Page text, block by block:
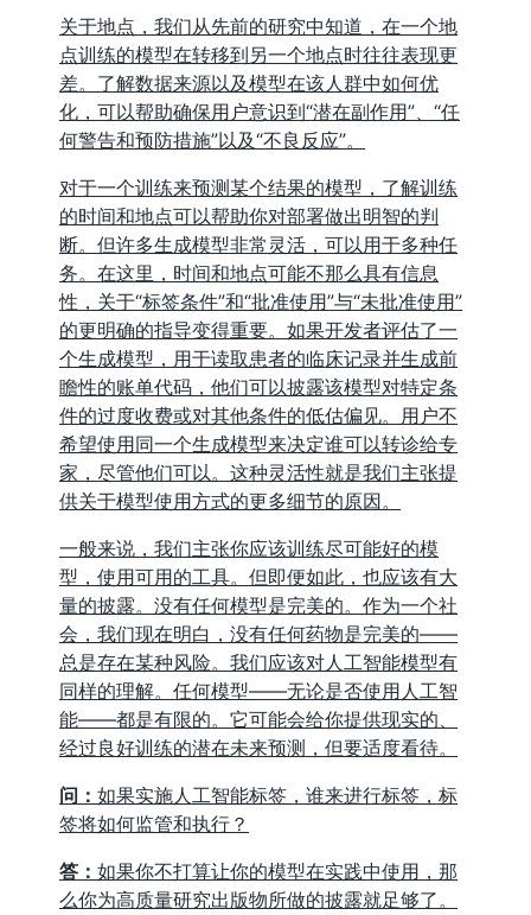
关于地点，我们从先前的研究中知道，在一个地
点训练的模型在转移到另一个地点时往往表现更
差。了解数据来源以及模型在该人群中如何优
化，可以帮助确保用户意识到“潜在副作用”、“任
何警告和预防措施”以及“不良反应”。
对于一个训练来预测某个结果的模型，了解训练
的时间和地点可以帮助你对部署做出明智的判
断。但许多生成模型非常灵活，可以用于多种任
务。在这里，时间和地点可能不那么具有信息
性，关于“标签条件”和“批准使用”与“未批准使用”
的更明确的指导变得重要。如果开发者评估了一
个生成模型，用于读取患者的临床记录并生成前
瞻性的账单代码，他们可以披露该模型对特定条
件的过度收费或对其他条件的低估偏见。用户不
希望使用同一个生成模型来决定谁可以转诊给专
家，尽管他们可以。这种灵活性就是我们主张提
供关于模型使用方式的更多细节的原因。
一般来说，我们主张你应该训练尽可能好的模
型，使用可用的工具。但即便如此，也应该有大
量的披露。没有任何模型是完美的。作为一个社
会，我们现在明白，没有任何药物是完美的——
总是存在某种风险。我们应该对人工智能模型有
同样的理解。任何模型——无论是否使用人工智
能——都是有限的。它可能会给你提供现实的、
经过良好训练的潜在未来预测，但要适度看待。
问： 如果实施人工智能标签，谁来进行标签，标
签将如何监管和执行？
答： 如果你不打算让你的模型在实践中使用，那
么你为高质量研究出版物所做的披露就足够了。